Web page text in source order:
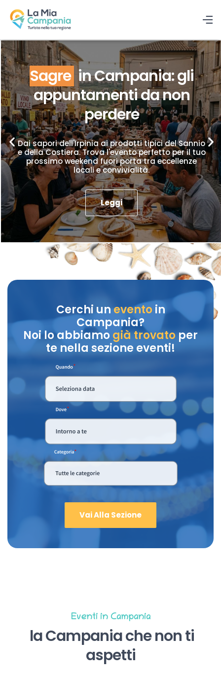
Sagre in Campania: gli
appuntamenti da non
perdere
Dai sapori dell'Irpinia ai prodotti tipici del Sannio
e della Costiera. Trova l'evento perfetto per il tuo
prossimo weekend fuori porta tra eccellenze
locali e convivialità.
Leggi
Cerchi unevento in
Campania?
Noi lo abbiamo già trovatoper
te nella sezione eventi!
Vai Alla Sezione
Eventi in Campania
la Campania che non ti
aspetti